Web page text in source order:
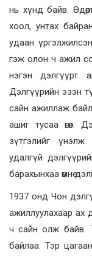
нь хүнд байв.
хоол, унтах
удаан
гэж олон ч ажил
нэгэн дэлгүүрт
Дэлгүүрийн эзэн
сайн ажиллаж
ашиг тусаа өгөв.
зүтгэлийг
удалгүй
барахынхаа өмнө
1937 онд Чон
ажиллуулахаар ах
ч сайн олж байв.
байлаа. Тэр